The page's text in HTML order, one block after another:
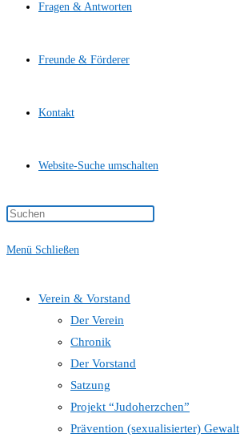
Fragen & Antworten
Freunde & Förderer
Kontakt
Website-Suche umschalten
Menü Schließen
Verein & Vorstand
Der Verein
Chronik
Der Vorstand
Satzung
Projekt “Judoherzchen”
Prävention (sexualisierter) Gewalt